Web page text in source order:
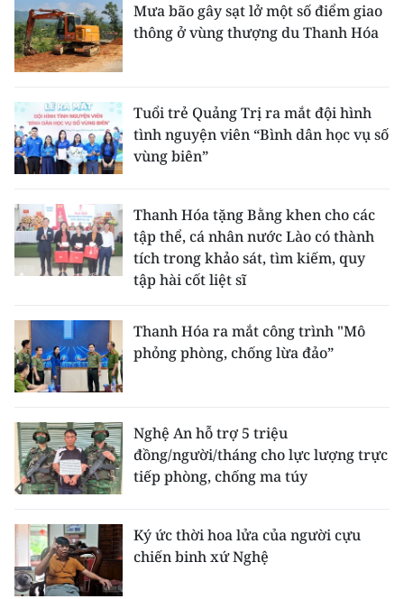
Mưa bão gây sạt lở một số điểm giao
thông ở vùng thượng du Thanh Hóa
Tuổi trẻ Quảng Trị ra mắt đội hình
tình nguyện viên “Bình dân học vụ số
vùng biên”
Thanh Hóa tặng Bằng khen cho các
tập thể, cá nhân nước Lào có thành
tích trong khảo sát, tìm kiếm, quy
tập hài cốt liệt sĩ
Thanh Hóa ra mắt công trình "Mô
phỏng phòng, chống lừa đảo”
Nghệ An hỗ trợ 5 triệu
đồng/người/tháng cho lực lượng trực
tiếp phòng, chống ma túy
Ký ức thời hoa lửa của người cựu
chiến binh xứ Nghệ